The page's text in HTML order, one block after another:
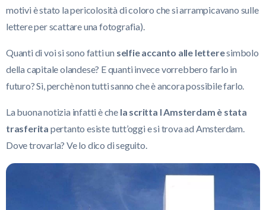
motivi è stato la pericolosità di coloro che si arrampicavano sulle
lettere per scattare una fotografia).
Quanti di voi si sono fatti un selfie accanto alle letteresimbolo
della capitale olandese? E quanti invece vorrebbero farlo in
futuro? Sì, perchè non tutti sanno che è ancora possibile farlo.
La buona notizia infatti è che la scritta I Amsterdam è stata
trasferita pertanto esiste tutt’oggi e si trova ad Amsterdam.
Dove trovarla? Ve lo dico di seguito.